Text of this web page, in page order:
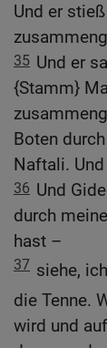
Und er
35 Und er
{Stamm}
Boten
Naftali.
36 Und
durch
hast –
37 siehe,
die Tenne.
wird und